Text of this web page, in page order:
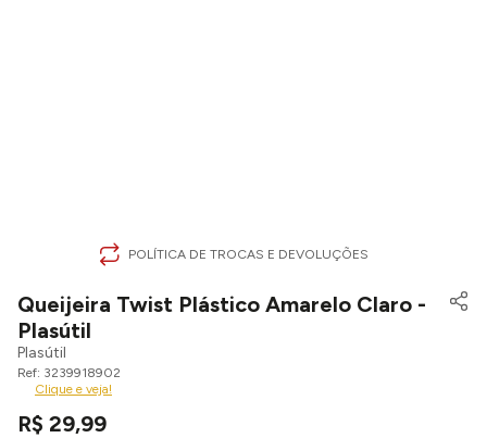
POLÍTICA DE TROCAS E DEVOLUÇÕES
Queijeira Twist Plástico Amarelo Claro -
Plasútil
Plasútil
3239918902
Clique e veja!
R$ 29,99